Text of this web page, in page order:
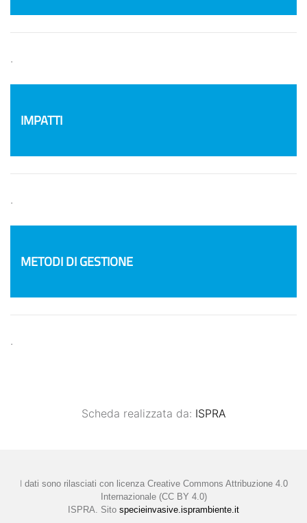
.
IMPATTI
.
METODI DI GESTIONE
.
Scheda realizzata da: ISPRA
I dati sono rilasciati con licenza Creative Commons Attribuzione 4.0
Internazionale (CC BY 4.0)
ISPRA. Sito specieinvasive.isprambiente.it